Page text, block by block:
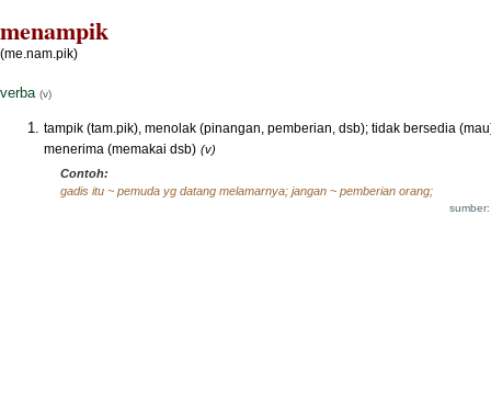
menampik
(me.nam.pik)
verba (v)
tampik (tam.pik), menolak (pinangan, pemberian, dsb); tidak bersedia
menerima (memakai dsb) (v)
Contoh:
gadis itu ~ pemuda yg datang melamarnya; jangan ~ pemberian orang;